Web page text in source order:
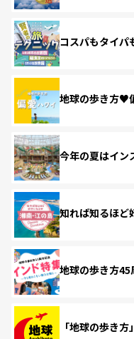
コスパもタイパ
地球の歩き方♥
今年の夏はイン
知れば知るほど
地球の歩き方45
「地球の歩き